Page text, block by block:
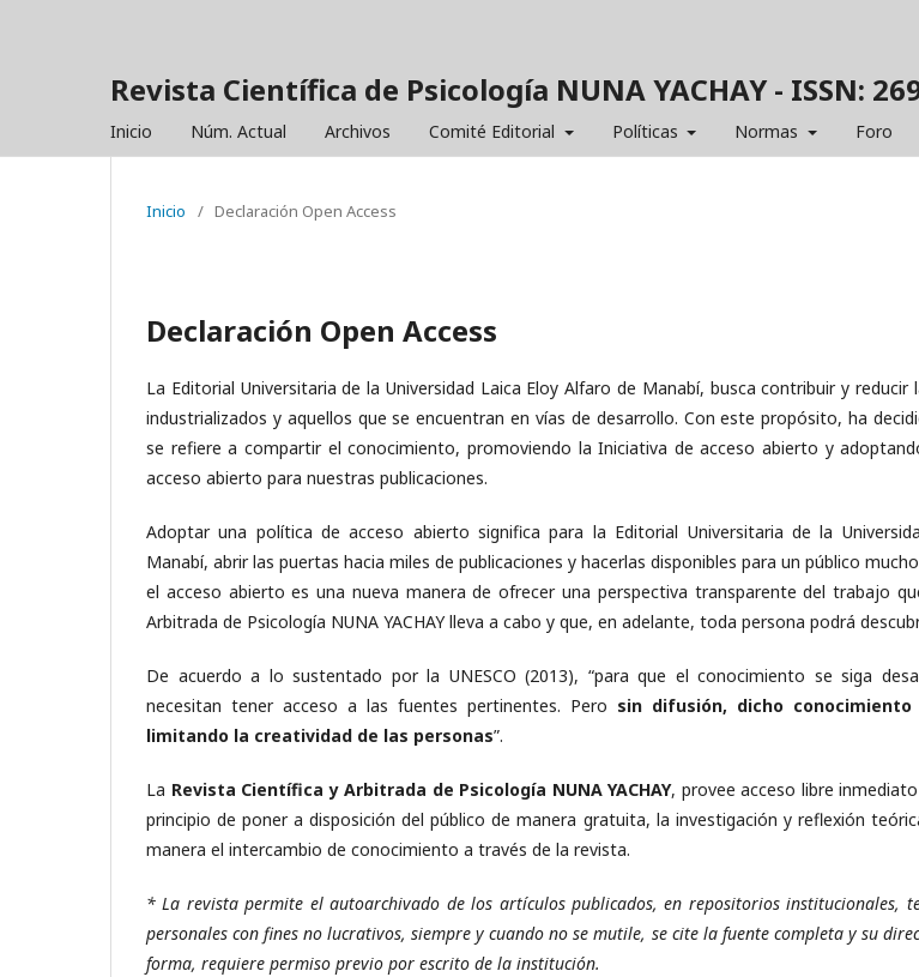
Revista Científica de Psicología NUNA YACHAY - ISSN:
Inicio Núm. Actual Archivos Comité Editorial Políticas Normas Foro
Inicio / Declaración Open Access
Declaración Open Access
La Editorial Universitaria de la Universidad Laica Eloy Alfaro de Manabí, busca contribuir y reducir
industrializados y aquellos que se encuentran en vías de desarrollo. Con este propósito, ha
se refiere a compartir el conocimiento, promoviendo la Iniciativa de acceso abierto y
acceso abierto para nuestras publicaciones.
Adoptar una política de acceso abierto significa para la Editorial Universitaria de la
Manabí, abrir las puertas hacia miles de publicaciones y hacerlas disponibles para un público
el acceso abierto es una nueva manera de ofrecer una perspectiva transparente del trabajo
Arbitrada de Psicología NUNA YACHAY lleva a cabo y que, en adelante, toda persona podrá
De acuerdo a lo sustentado por la UNESCO (2013), “para que el conocimiento se siga
necesitan tener acceso a las fuentes pertinentes. Pero sin difusión, dicho conocimiento
limitando la creatividad de las personas”.
La Revista Científica y Arbitrada de Psicología NUNA YACHAY, provee acceso libre
principio de poner a disposición del público de manera gratuita, la investigación y reflexión
manera el intercambio de conocimiento a través de la revista.
* La revista permite el autoarchivado de los artículos publicados, en repositorios institucionales,
personales con fines no lucrativos, siempre y cuando no se mutile, se cite la fuente completa y su
forma, requiere permiso previo por escrito de la institución.